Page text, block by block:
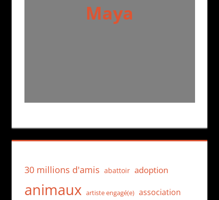
Maya
30 millions d'amis abattoir adoption
animaux artiste engagé(e) association